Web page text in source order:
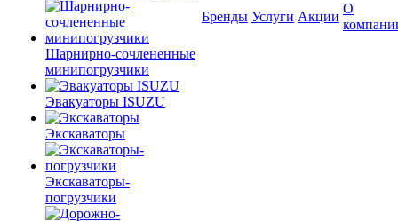
Шарнирно-сочлененные
минипогрузчики
Эвакуаторы ISUZU
Экскаваторы
Экскаваторы-
погрузчики
Бренды Услуги Акции
О